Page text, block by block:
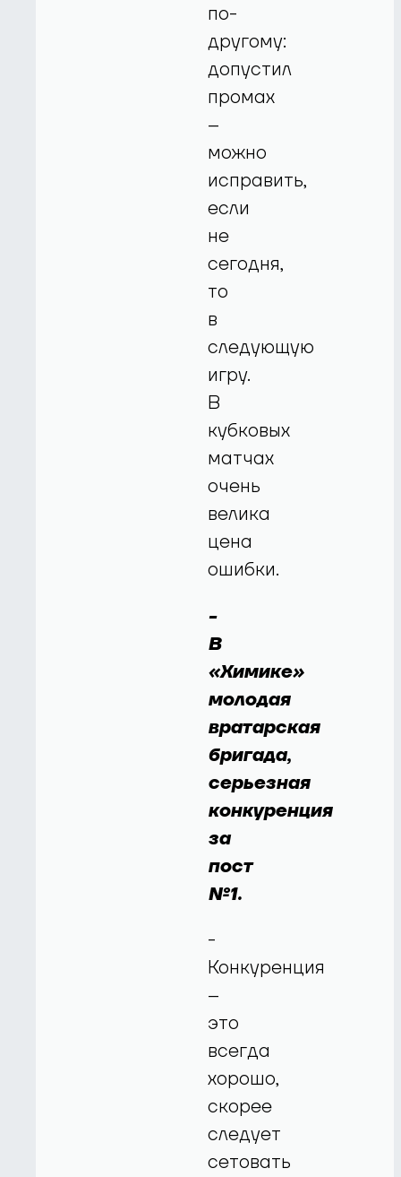
по-
другому:
допустил
промах
–
можно
исправить,
если
не
сегодня,
то
в
следующую
игру.
В
кубковых
матчах
очень
велика
цена
ошибки.
-
В
«Химике»
молодая
вратарская
бригада,
серьезная
конкуренция
за
пост
№1.
-
Конкуренция
–
это
всегда
хорошо,
скорее
следует
сетовать